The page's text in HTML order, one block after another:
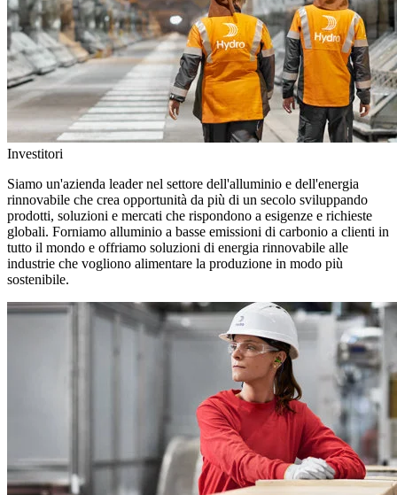
Investitori
Siamo un'azienda leader nel settore dell'alluminio e dell'energia
rinnovabile che crea opportunità da più di un secolo sviluppando
prodotti, soluzioni e mercati che rispondono a esigenze e richieste
globali. Forniamo alluminio a basse emissioni di carbonio a clienti in
tutto il mondo e offriamo soluzioni di energia rinnovabile alle
industrie che vogliono alimentare la produzione in modo più
sostenibile.